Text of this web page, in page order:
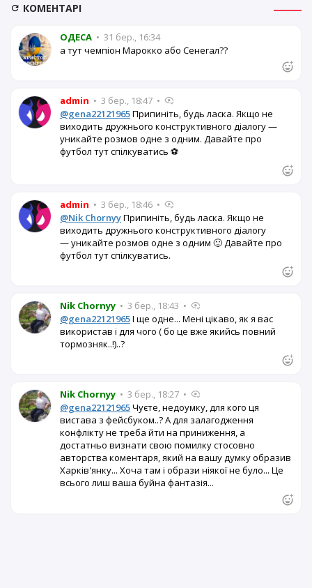
КОМЕНТАРІ
OДЕСА • 31 бер., 16:34
а тут чемпіон Марокко або Сенегал??
admin • 3 бер., 18:47 •
@gena22121965Припиніть, будь ласка. Якщо не
виходить дружнього конструктивного діалогу —
уникайте розмов одне з одним. Давайте про
футбол тут спілкуватись ⚽
admin • 3 бер., 18:46 •
@Nik ChornyyПрипиніть, будь ласка. Якщо не
виходить дружнього конструктивного діалогу
— уникайте розмов одне з одним 🙂 Давайте про
футбол тут спілкуватись.
Nik Chornyy • 3 бер., 18:43 •
@gena22121965І ще одне... Мені цікаво, як я вас
використав і для чого ( бо це вже якийсь повний
тормозняк..!)..?
Nik Chornyy • 3 бер., 18:27 •
@gena22121965Чуєте, недоумку, для кого ця
вистава з фейсбуком..? А для залагодження
конфлікту не треба йти на приниження, а
достатньо визнати свою помилку стосовно
авторства коментаря, який на вашу думку образив
Харків'янку... Хоча там і образи ніякої не було... Це
всього лиш ваша буйна фантазія...